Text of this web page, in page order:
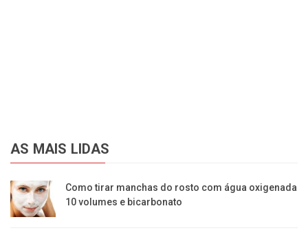
AS MAIS LIDAS
Como tirar manchas do rosto com água oxigenada
10 volumes e bicarbonato